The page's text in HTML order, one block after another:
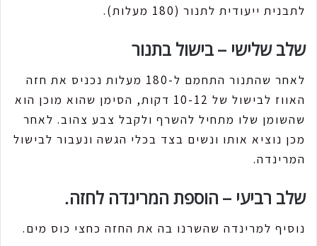
לתבנית ייעודית לתנור (180 מעלות).
שלב שלישי – בישול בתנור
לאחר שהתנור התחמם ל-180 מעלות נכניס את חזה
האווז לבישול של 10-12 דקות, הסימן שהוא מוכן הוא
שהשומן שלו מתחיל להשרף ולקבל צבע צהוב. לאחר
מכן נוציא אותו ונשים בצד בכלי הגשה ונעבור לבישול
המרינדה.
שלב רביעי – הוספת המרינדה לחזה.
נוסיף למרינדה שהשרנו בה את החזה כחצי כוס מים.